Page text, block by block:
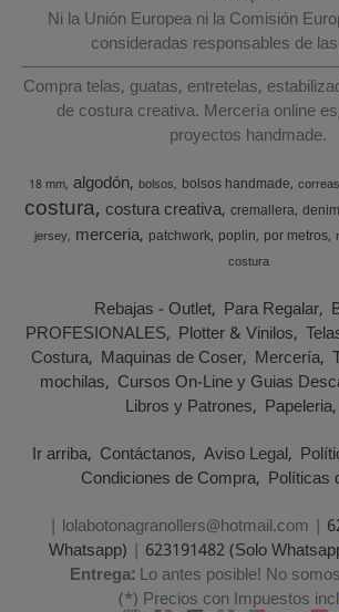
Ni la Unión Europea ni la Comisión
consideradas responsables de
Compra telas, guatas, entretelas,
de costura creativa. Mercería online
proyectos handmade.
18 mm algodón bolsos bolsos handmade
costura costura creativa cremallera denim
jersey merceria patchwork poplin por metros
costura
Rebajas - Outlet Para Regalar
PROFESIONALES Plotter & Vinilos
Costura Maquinas de Coser Mercería
mochilas Cursos On-Line y Guias
Libros y Patrones Papeleria
Ir arriba Contáctanos Aviso Legal
Condiciones de Compra Políticas
| lolabotonagranollers@hotmail.com |
Whatsapp) | 623191482 (Solo
Entrega:Lo antes posible! No
(*) Precios con Impuestos